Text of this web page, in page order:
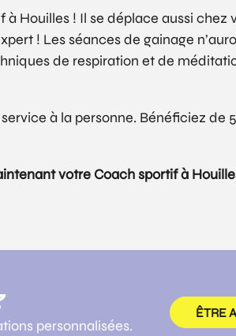
Houilles ! Il se déplace aussi chez
! Les séances de gainage
de respiration et de
à la personne. Bénéficiez de
votre Coach sportif à
personnalisées.
ÊTRE